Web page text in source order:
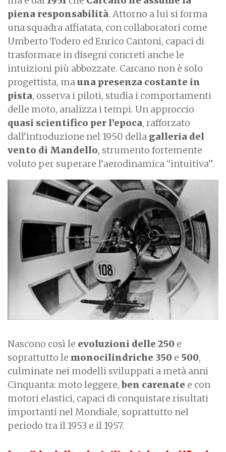
piena responsabilità. Attorno a lui si forma
una squadra affiatata, con collaboratori come
Umberto Todero ed Enrico Cantoni, capaci di
trasformare in disegni concreti anche le
intuizioni più abbozzate. Carcano non è solo
progettista, mauna presenza costante in
pista, osserva i piloti, studia i comportamenti
delle moto, analizza i tempi. Un approccio
quasi scientifico per l’epoca, rafforzato
dall’introduzione nel 1950 della galleria del
vento di Mandello, strumento fortemente
voluto per superare l’aerodinamica “intuitiva”.
Nascono così le evoluzioni delle 250 e
soprattutto le monocilindriche 350 e 500,
culminate nei modelli sviluppati a metà anni
Cinquanta: moto leggere,ben carenate e con
motori elastici, capaci di conquistare risultati
importanti nel Mondiale, soprattutto nel
periodo tra il 1953 e il 1957.